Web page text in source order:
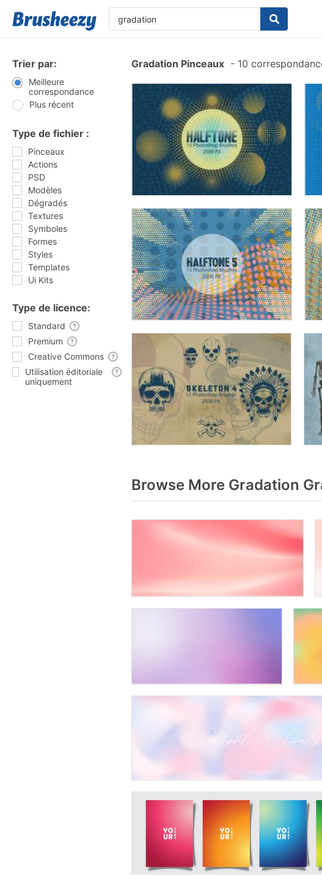
Trier par:
Meilleure
correspondance
Plus récent
Type de fichier :
Pinceaux
Actions
PSD
Modèles
Dégradés
Textures
Symboles
Formes
Styles
Templates
Ui Kits
Type de licence:
Standard
Premium
Creative Commons
Utilisation éditoriale
uniquement
Gradation Pinceaux - 10
Browse More Gradation